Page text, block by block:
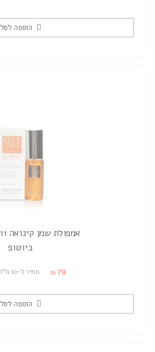
הוספה לסל
אמפולת שמן קינואה 911 | 30 מ"ל
ביוטופ
₪ 79 מחיר ל-10 מ"ל: ₪26.33
הוספה לסל